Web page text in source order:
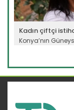
Kadın çiftçi
Konya’nın